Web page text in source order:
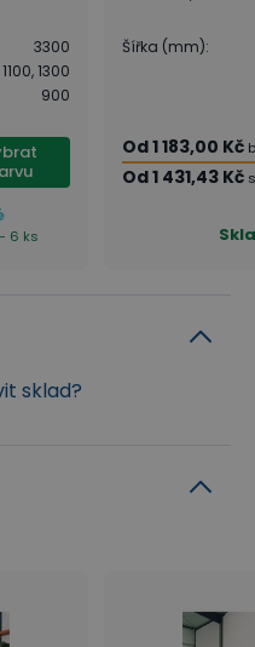
3300
1300
900
6 ks
Šířka (mm):
Od1 183,00 Kč
Od1 431,43 Kč
sklad?